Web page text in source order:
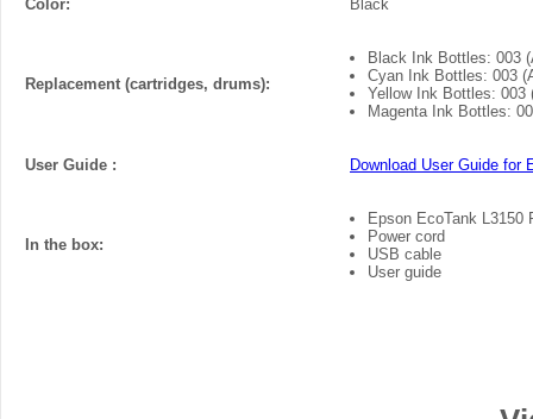
Color:
Black
Replacement (cartridges, drums):
Black Ink Bottles: 003
Cyan Ink Bottles: 003
Yellow Ink Bottles: 003
Magenta Ink Bottles:
User Guide : Download User Guide for
In the box:
Epson EcoTank L3150
Power cord
USB cable
User guide